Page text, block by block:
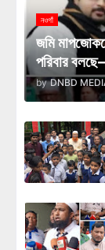
নওগাঁ
জমি
পরিবার
by DNBD